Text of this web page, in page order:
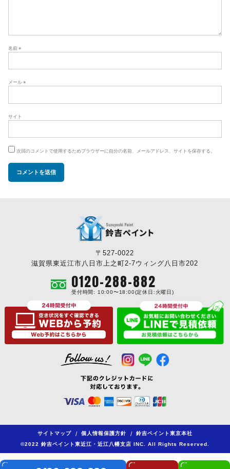
名前 ※
メール ※
サイト
次回のコメントで使用するためブラウザーに自分の名前、メールアドレス、サイトを保存する。
〒527-0022
滋賀県東近江市八日市上之町2-7ウィング八日市202
0120-288-882
受付時間: 10:00〜18:00(定休日:火曜日)
サイトマップ / 個人情報保護方針 /
鈴吉ペイント東京本社
©2022 鈴吉ペイント東近江・近江八幡支店 INC. All Rights Reserved.